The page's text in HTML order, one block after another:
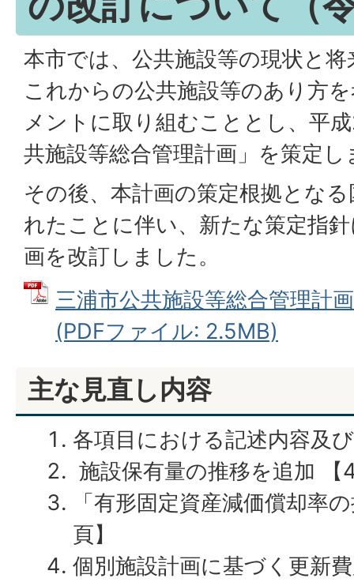
本市では、公共施設等の現状と
これからの公共施設等のあり方
メントに取り組むこととし、平
共施設等総合管理計画」を策定し
その後、本計画の策定根拠とな
れたことに伴い、新たな策定指
画を改訂しました。
三浦市公共施設等総合管理計
(PDFファイル: 2.5MB)
主な見直し内容
各項目における記述内容及
施設保有量の推移を追加 【
「有形固定資産減価償却率
頁】
個別施設計画に基づく更新